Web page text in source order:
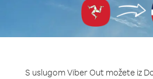
S uslugom Viber Out možete iz